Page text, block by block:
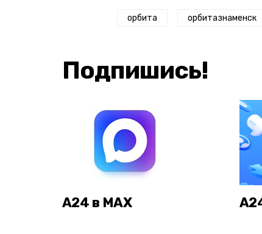
орбита орбитазнаменск
Подпишись!
А24 в MAX